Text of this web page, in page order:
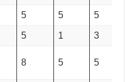
5 5 5
5 1 3
8 5 5